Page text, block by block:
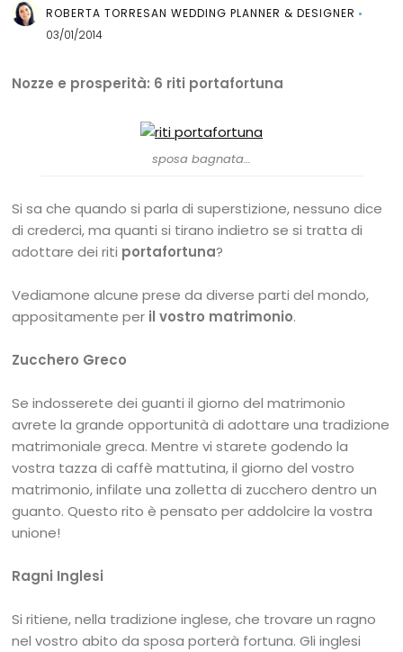
ROBERTA TORRESAN WEDDING PLANNER & DESIGNER
03/01/2014
Nozze e prosperità: 6 riti portafortuna
sposa bagnata…
Si sa che quando si parla di superstizione, nessuno dice
di crederci, ma quanti si tirano indietro se si tratta di
adottare dei riti portafortuna?
Vediamone alcune prese da diverse parti del mondo,
appositamente per il vostro matrimonio.
Zucchero Greco
Se indosserete dei guanti il giorno del matrimonio
avrete la grande opportunità di adottare una tradizione
matrimoniale greca. Mentre vi starete godendo la
vostra tazza di caffè mattutina, il giorno del vostro
matrimonio, infilate una zolletta di zucchero dentro un
guanto. Questo rito è pensato per addolcire la vostra
unione!
Ragni Inglesi
Si ritiene, nella tradizione inglese, che trovare un ragno
nel vostro abito da sposa porterà fortuna. Gli inglesi